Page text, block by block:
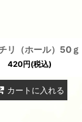
リ（ホール）50ｇ
420円(税込)
カートに入れる